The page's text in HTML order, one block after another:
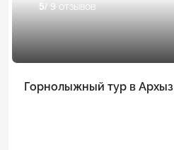
5/ 9 отзывов
Горнолыжный тур в Архыз